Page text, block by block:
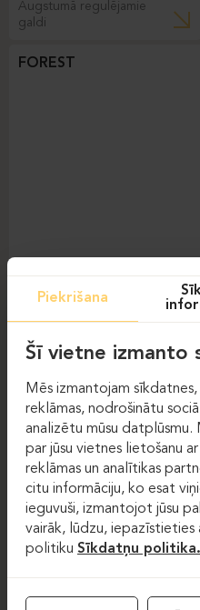
Augstumā regulējamie
galdi
FOREST
Rindu galdi
XRAY
galdi
Piekrišana
Šī vietne izmanto
Mēs izmantojam
reklāmas, nodrošinātu
analizētu mūsu datplūsmu.
par jūsu vietnes lietošanu
reklāmas un analītikas
citu informāciju, ko esat
ieguvuši, izmantojot jūsu
vairāk, lūdzu, iepazīstieties
politiku Sīkdatņu politika.